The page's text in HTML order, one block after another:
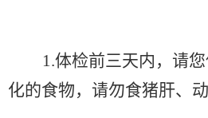
1.体检前三天内，请
化的食物，请勿食猪肝、